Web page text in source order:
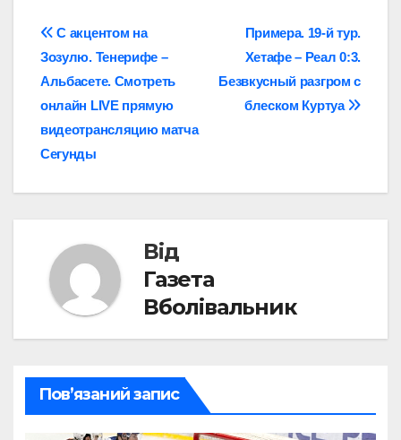
Навігація
записів
Примера. 19-й тур.
Хетафе – Реал 0:3.
Безвкусный разгром с
блеском Куртуа
С акцентом на
Зозулю. Тенерифе –
Альбасете. Смотреть
онлайн LIVE прямую
видеотрансляцию матча
Сегунды
Від
Газета
Вболівальник
Пов’язаний запис